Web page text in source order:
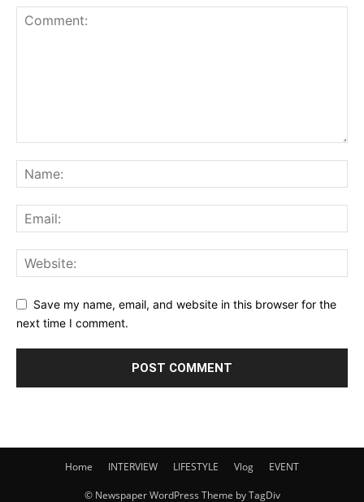
Save my name, email, and website in this browser for the
next time I comment.
Home INTERVIEW LIFESTYLE Vlog EVENT
© Newspaper WordPress Theme by TagDiv